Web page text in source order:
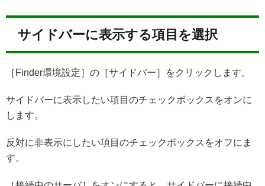
サイドバーに表示する項目を選択
［Finder環境設定］の［サイドバー］をクリックします。
サイドバーに表示したい項目のチェックボックスをオンに
します。
反対に非表示にしたい項目のチェックボックスをオフにま
す。